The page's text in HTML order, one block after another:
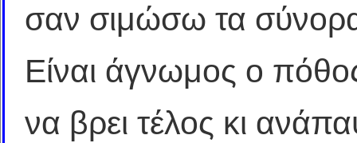
σαν σιμώσω τα
Είναι άγνωμος ο
να βρει τέλος κι